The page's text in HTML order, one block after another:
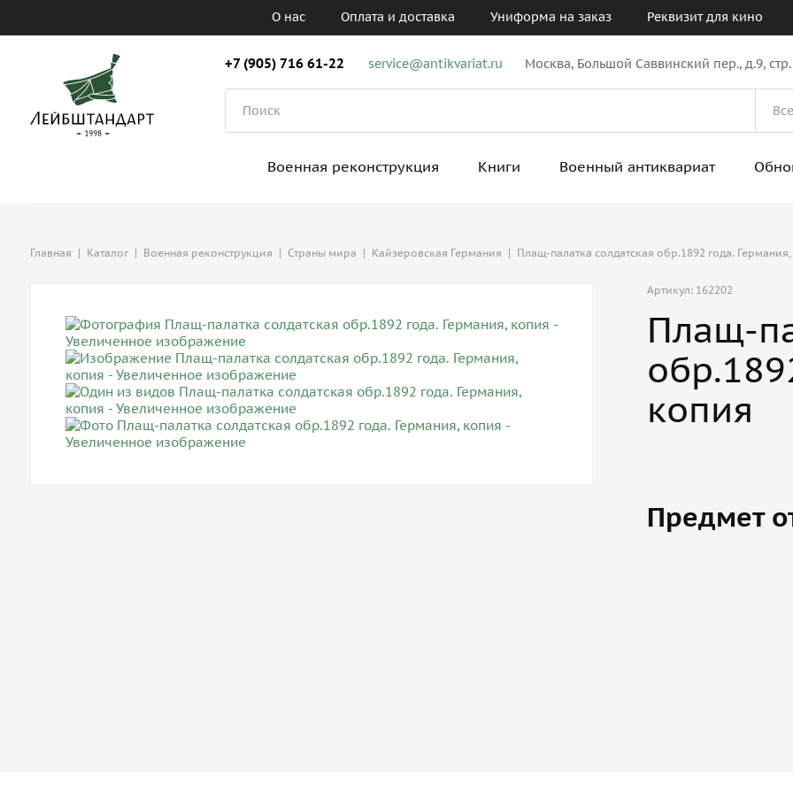
О нас Оплата и доставка Униформа на заказ Реквизит для кино
+7 (905) 716 61-22 service@antikvariat.ru Москва, Большой Саввинский пер., д.9,
Военная реконструкция Книги Военный антиквариат
Главная | Каталог | Военная реконструкция | Cтраны мира | Кайзеровская Германия | Плащ-палатка солдатская обр.1892 года.
Артикул: 162202
Плащ-
копия
Предмет